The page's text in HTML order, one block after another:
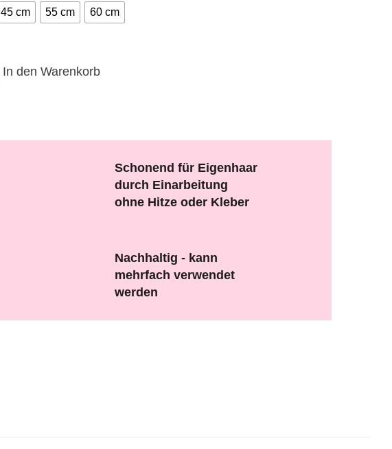
45 cm 55 cm 60 cm
In den Warenkorb
Schonend für Eigenhaar
durch Einarbeitung
ohne Hitze oder Kleber
Nachhaltig - kann
mehrfach verwendet
werden